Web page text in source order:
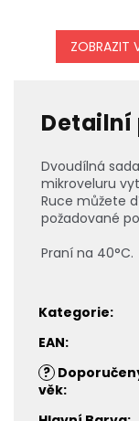
ZOBRAZIT
Detailní
Dvoudílná
mikroveluru
Ruce můžete
požadované
Praní na 40°C.
Kategorie:
EAN:
?
věk: